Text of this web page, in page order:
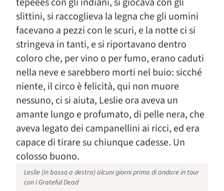
slittini, si raccoglieva la legna che gli uomini
facevano a pezzi con le scuri, e la notte ci si
stringeva in tanti, e si riportavano dentro
coloro che, per vino o per fumo, erano caduti
nella neve e sarebbero morti nel buio: sicché
niente, il circo è felicità, qui non muore
nessuno, ci si aiuta, Leslie ora aveva un
amante lungo e profumato, di pelle nera, che
aveva legato dei campanellini ai ricci, ed era
capace di tirare su chiunque cadesse. Un
colosso buono.
Leslie (in basso a destra) alcuni giorni prima di andare in tour
con i Grateful Dead